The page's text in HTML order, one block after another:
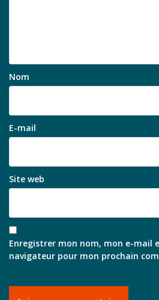
Nom
E-mail
Site web
Enregistrer mon nom, mon e-mail
navigateur pour mon prochain